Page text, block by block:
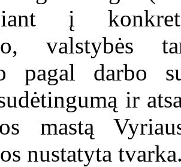
į
valstybės
pagal darbo
ir
mastą
nustatyta